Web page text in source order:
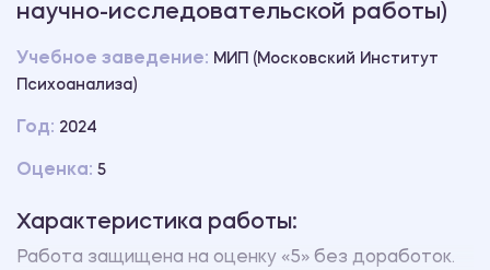
научно-исследовательской работы)
Учебное заведение: МИП (Московский Институт
Психоанализа)
Год: 2024
Оценка: 5
Характеристика работы:
Работа защищена на оценку «5» без доработок.